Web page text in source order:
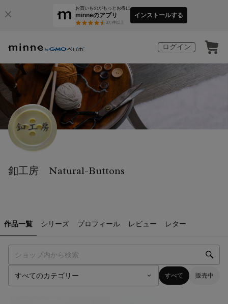
お買いものがもっとお得に
minneのアプリ
3万件以上
インストールする
ログイン
釦工房 Natural-Buttons
作品一覧 シリーズ プロフィール レビュー レター
すべて 販売中